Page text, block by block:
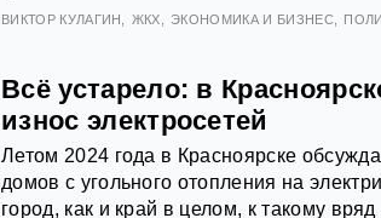
ВИКТОР КУЛАГИН ЖКХ ЭКОНОМИКА И БИЗНЕС
Всё устарело: в
износ электросетей
Летом 2024 года в Красноярске
домов с угольного отопления на
город, как и край в целом, к такому